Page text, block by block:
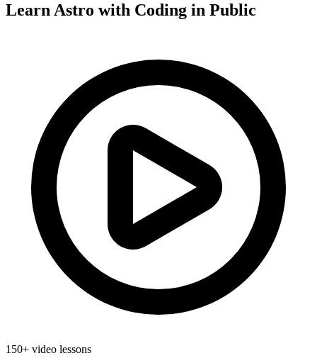
Learn Astro with Coding in Public
150+ video lessons